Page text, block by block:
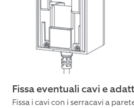
Fissa eventuali cavi e
Fissa i cavi con i serracavi a